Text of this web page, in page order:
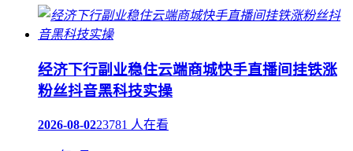
经济下行副业稳住云端商城快手直播间挂铁涨
粉丝抖音黑科技实操
2026-08-0223781 人在看